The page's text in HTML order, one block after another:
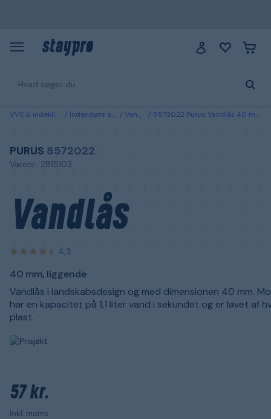
VVS & indeklima Indendørs afløb Vandlås 8572022 Purus Vandlås 40 mm, liggende
PURUS 8572022
Varenr.: 2815103
Vandlås
4,3
40 mm, liggende
Vandlås i landskabsdesign og med dimensionen 40 mm.
har en kapacitet på 1,1 liter vand i sekundet og er lavet af
plast.
57 kr.
Inkl. moms